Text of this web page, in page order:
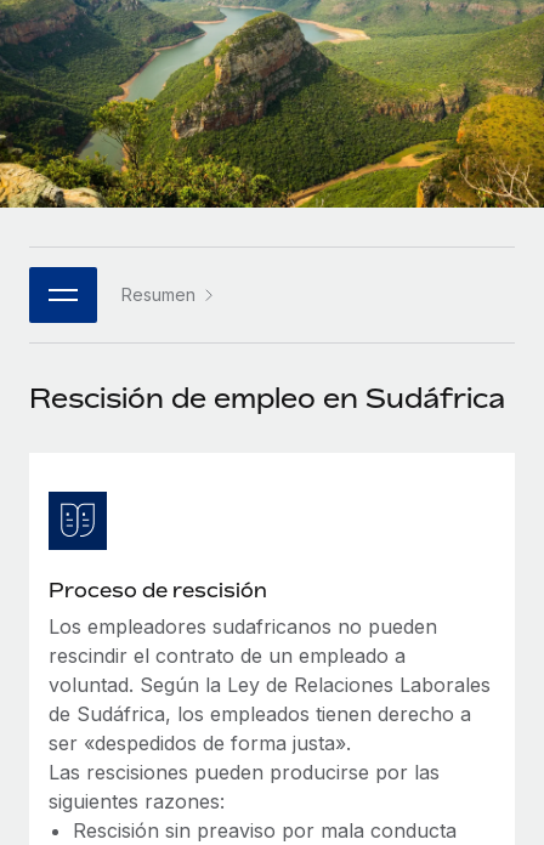
INFRAESTRUCTURA
Conexión Remote
Integra los RR. HH. en tus flujos de trabajo sin
complicaciones.
Plataforma
Funciones esenciales de RR. HH. integradas para tu
Conectar
Conecta cualquier herramienta de IA con Remote
Optimiza los procesos con herramientas empresariales
SERVICIOS
Obtén ayuda de gente experta en RR. HH. globales
y cumplimiento normativo.
Comprobaciones de antecedentes
Simplifica los procesos de cribado de candidatos.
Cumplimiento normativo
Adelántate a los riesgos de cumplimiento
normativo.
Mediana empresa
Amplía tu equipo con soluciones de RR. HH.
personalizadas.
Empresa
RR. HH. globales para grandes empresas.
ASOCIARSE
Socios tecnológicos estratégicos
Integra la gestión de los RR. HH. globales en tu
Asociarse
Consultoría de integraciones y automatización con IA.
CASOS PRÁCTICOS
Guías y recursos
Casos prácticos
Glosario de RR. HH.
Listas de verificación y plantillas
Biblioteca de descripciones de puestos
Webinarios
Información sobre salarios y talento
Obtén ayuda
Nómina global
EOR y PEO
Contractor Management
Impuestos
Español
Italiano
Português (Portugal)
日本語
한국어
中文（简体）Resumen
Rescisión de empleo en Sudáfrica
Proceso de rescisión
Los empleadores sudafricanos no pueden
rescindir el contrato de un empleado a
voluntad. Según la Ley de Relaciones Laborales
de Sudáfrica, los empleados tienen derecho a
ser «despedidos de forma justa».
Las rescisiones pueden producirse por las
siguientes razones:
Rescisión sin preaviso por mala conducta